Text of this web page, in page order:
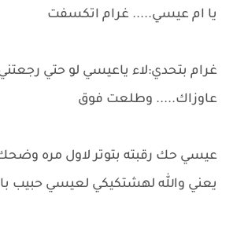
يا ام عيسي..... غرام اتكسفت
غرام بتحدي:لاء ياعيسي لو حتي
عاوزاك..... وطلعت فوق
عيسي حك رقبته بتوتر لاول مره
يعني والله لهشتكيكي لعيسي حبيب